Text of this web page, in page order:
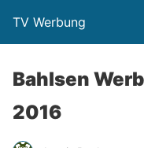
TV Werbung
Bahlsen
2016